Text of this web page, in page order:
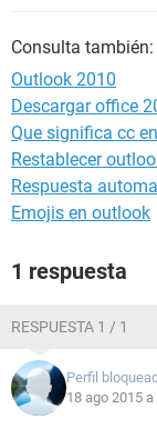
Consulta también:
Outlook 2010
Descargar office
Que significa cc
Restablecer
Respuesta
Emojis en outlook
1 respuesta
RESPUESTA 1 / 1
Perfil
18 ago 2015